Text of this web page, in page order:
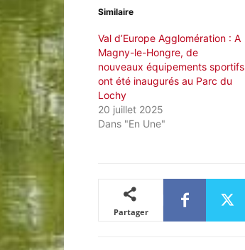
Similaire
Val d’Europe Agglomération : A
Magny-le-Hongre, de
nouveaux équipements sportifs
ont été inaugurés au Parc du
Lochy
20 juillet 2025
Dans "En Une"
Partager